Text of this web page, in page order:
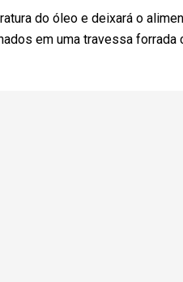
do óleo e deixará o
em uma travessa forrada